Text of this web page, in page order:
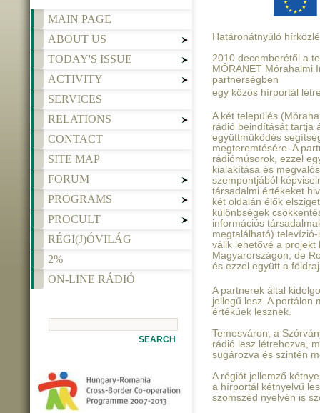
MAIN PAGE
ABOUT US
TODAY'S ISSUE
ACTIVITY
SERVICES
RELATIONS
CONTACT
SITE MAP
FORUM
PROGRAMS
PROCULT
RÉGI(J)ÓVILÁG
2%
ON-LINE RÁDIÓ
SEARCH
Határonátnyúló
2010 decemberétől a
MÓRANET Mórahalmi
partnerségben
egy közös hírportál
A két település
rádió beindítását tartja
együttműködés
megteremtésére. A
rádiómúsorok, ezzel
kialakítása és
szempontjából
társadalmi értékeket
két oldalán élők
különbségek
információs
megtalálható)
válik lehetővé a projekt
Magyarországon, de
és ezzel együtt a
A partnerek által
jellegű lesz. A portálon
értékúek lesznek.
Temesváron, a
rádió lesz létrehozva,
sugározva és szintén
A régiót jellemző
a hírportál kétnyelvű
szomszéd nyelvén is